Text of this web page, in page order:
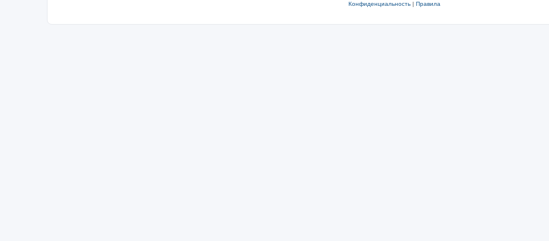
Конфиденциальность| Правила